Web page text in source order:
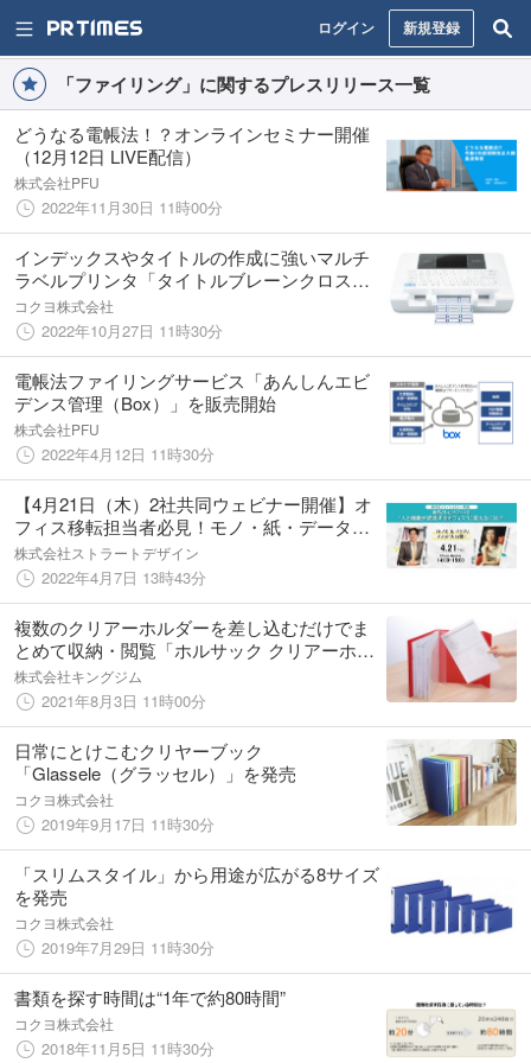
ログイン 新規登録
「ファイリング」に関するプレスリリース一覧
どうなる電帳法！？オンラインセミナー開催
（12月12日 LIVE配信）
株式会社PFU
2022年11月30日 11時00分
インデックスやタイトルの作成に強いマルチ
ラベルプリンタ「タイトルブレーンクロス」
を発売
コクヨ株式会社
2022年10月27日 11時30分
電帳法ファイリングサービス「あんしんエビ
デンス管理（Box）」を販売開始
株式会社PFU
2022年4月12日 11時30分
【4月21日（木）2社共同ウェビナー開催】オ
フィス移転担当者必見！モノ・紙・データを
整えないと、オフィス移転プロジェクトは失
敗する！？
株式会社ストラートデザイン
2022年4月7日 13時43分
複数のクリアーホルダーを差し込むだけでま
とめて収納・閲覧「ホルサック クリアーホル
ダーファイル」発売
株式会社キングジム
2021年8月3日 11時00分
日常にとけこむクリヤーブック
「Glassele（グラッセル）」を発売
コクヨ株式会社
2019年9月17日 11時30分
「スリムスタイル」から用途が広がる8サイズ
を発売
コクヨ株式会社
2019年7月29日 11時30分
書類を探す時間は“1年で約80時間”
コクヨ株式会社
2018年11月5日 11時30分